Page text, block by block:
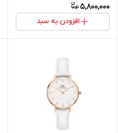
5,800,000
افزودن به سبد